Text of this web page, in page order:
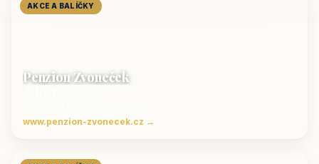
AKCE A BALÍČKY
Penzion Zvoneček
www.penzion-zvonecek.cz →